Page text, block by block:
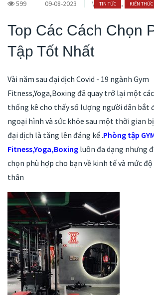
599 09-08-2023 \ TIN TỨC , KIẾN THỨC
Top Các Cách Chọn
Tập Tốt Nhất
Vài năm sau đại dịch Covid - 19 ngành Gym
Fitness,Yoga,Boxing đã quay trở lại một
thống kê cho thấy số lượng người dân bắt
ngoại hình và sức khỏe sau một thời gian
đại dịch là tăng lên đáng kể .Phòng tập
Fitness,Yoga,Boxing luôn đa dạng nhưng
chọn phù hợp cho bạn về kinh tế và mức
thân